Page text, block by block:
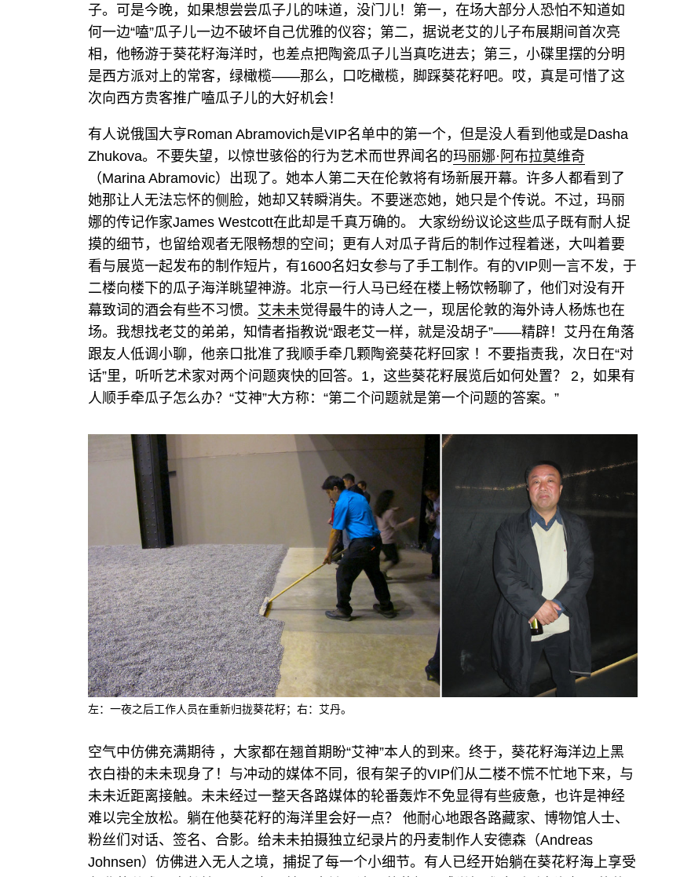
子。可是今晚，如果想尝尝瓜子儿的味道，没门儿！第一，在场大部分人恐怕不知道如
何一边“嗑”瓜子儿一边不破坏自己优雅的仪容；第二，据说老艾的儿子布展期间首次亮
相，他畅游于葵花籽海洋时，也差点把陶瓷瓜子儿当真吃进去；第三，小碟里摆的分明
是西方派对上的常客，绿橄榄——那么，口吃橄榄，脚踩葵花籽吧。哎，真是可惜了这
次向西方贵客推广嗑瓜子儿的大好机会！
有人说俄国大亨Roman Abramovich是VIP名单中的第一个，但是没人看到他或是Dasha
Zhukova。不要失望，以惊世骇俗的行为艺术而世界闻名的玛丽娜·阿布拉莫维奇
（Marina Abramovic）出现了。她本人第二天在伦敦将有场新展开幕。许多人都看到了
她那让人无法忘怀的侧脸，她却又转瞬消失。不要迷恋她，她只是个传说。不过，玛丽
娜的传记作家James Westcott在此却是千真万确的。 大家纷纷议论这些瓜子既有耐人捉
摸的细节，也留给观者无限畅想的空间；更有人对瓜子背后的制作过程着迷，大叫着要
看与展览一起发布的制作短片，有1600名妇女参与了手工制作。有的VIP则一言不发，于
二楼向楼下的瓜子海洋眺望神游。北京一行人马已经在楼上畅饮畅聊了，他们对没有开
幕致词的酒会有些不习惯。 艾未未觉得最牛的诗人之一，现居伦敦的海外诗人杨炼也在
场。我想找老艾的弟弟，知情者指教说“跟老艾一样，就是没胡子”——精辟！艾丹在角落
跟友人低调小聊，他亲口批准了我顺手牵几颗陶瓷葵花籽回家 ！不要指责我，次日在“对
话”里，听听艺术家对两个问题爽快的回答。1，这些葵花籽展览后如何处置？ 2，如果有
人顺手牵瓜子怎么办？“艾神”大方称：“第二个问题就是第一个问题的答案。”
左：一夜之后工作人员在重新归拢葵花籽；右：艾丹。
空气中仿佛充满期待 ，大家都在翘首期盼“艾神”本人的到来。终于，葵花籽海洋边上黑
衣白褂的未未现身了！与冲动的媒体不同，很有架子的VIP们从二楼不慌不忙地下来，与
未未近距离接触。未未经过一整天各路媒体的轮番轰炸不免显得有些疲惫，也许是神经
难以完全放松。躺在他葵花籽的海洋里会好一点？ 他耐心地跟各路藏家、博物馆人士、
粉丝们对话、签名、合影。给未未拍摄独立纪录片的丹麦制作人安德森（Andreas
Johnsen）仿佛进入无人之境，捕捉了每一个小细节。有人已经开始躺在葵花籽海上享受